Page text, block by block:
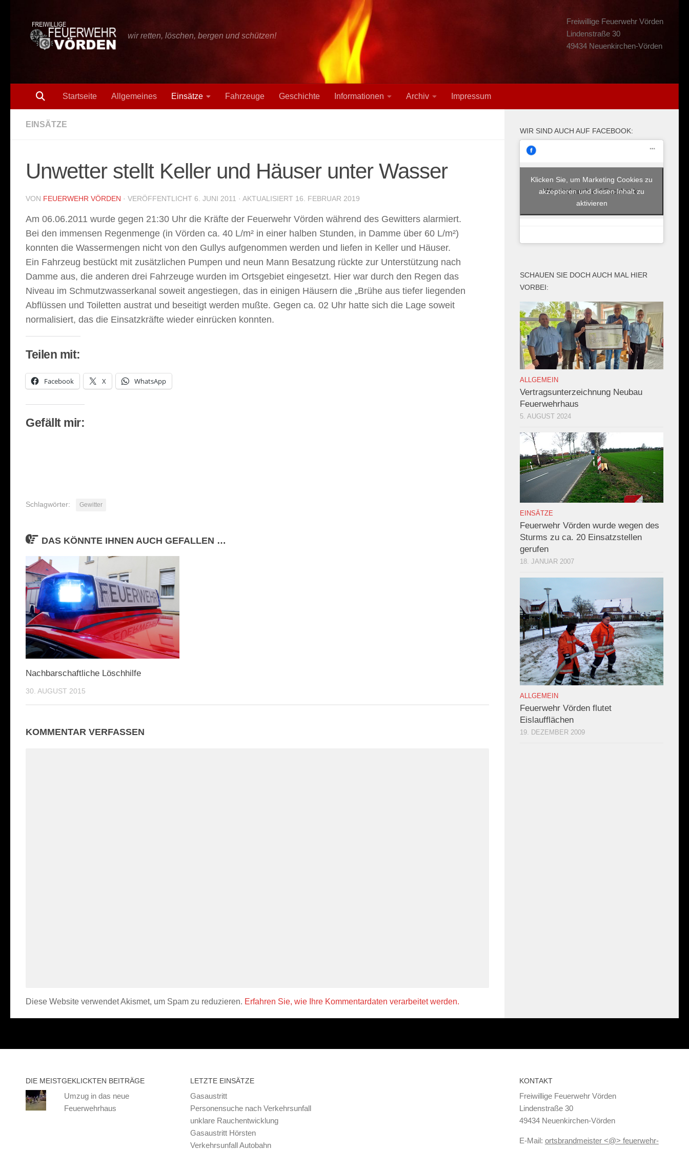
wir retten, löschen, bergen und schützen!
Freiwillige Feuerwehr Vörden
Lindenstraße 30
49434 Neuenkirchen-Vörden
Startseite Allgemeines Einsätze Fahrzeuge Geschichte Informationen Archiv Impressum
EINSÄTZE
Unwetter stellt Keller und Häuser unter Wasser
VON FEUERWEHR VÖRDEN · VERÖFFENTLICHT 6. JUNI 2011 · AKTUALISIERT 16. FEBRUAR 2019
Am 06.06.2011 wurde gegen 21:30 Uhr die Kräfte der Feuerwehr Vörden während des Gewitters alarmiert.
Bei den immensen Regenmenge (in Vörden ca. 40 L/m² in einer halben Stunden, in Damme über 60 L/m²)
konnten die Wassermengen nicht von den Gullys aufgenommen werden und liefen in Keller und Häuser.
Ein Fahrzeug bestückt mit zusätzlichen Pumpen und neun Mann Besatzung rückte zur Unterstützung nach
Damme aus, die anderen drei Fahrzeuge wurden im Ortsgebiet eingesetzt. Hier war durch den Regen das
Niveau im Schmutzwasserkanal soweit angestiegen, das in einigen Häusern die „Brühe aus tiefer liegenden
Abflüssen und Toiletten austrat und beseitigt werden mußte. Gegen ca. 02 Uhr hatte sich die Lage soweit
normalisiert, das die Einsatzkräfte wieder einrücken konnten.
Teilen mit:
Facebook X WhatsApp
Gefällt mir:
Schlagwörter: Gewitter
DAS KÖNNTE IHNEN AUCH GEFALLEN …
Nachbarschaftliche Löschhilfe
30. AUGUST 2015
KOMMENTAR VERFASSEN
Diese Website verwendet Akismet, um Spam zu reduzieren. Erfahren Sie, wie Ihre Kommentardaten verarbeitet werden.
WIR SIND AUCH AUF FACEBOOK:
Wir sind auch auf Facebook:
Klicken Sie, um Marketing Cookies zu
akzeptieren und diesen Inhalt zu
aktivieren
SCHAUEN SIE DOCH AUCH MAL HIER
VORBEI:
ALLGEMEIN
Vertragsunterzeichnung Neubau
Feuerwehrhaus
5. AUGUST 2024
EINSÄTZE
Feuerwehr Vörden wurde wegen des
Sturms zu ca. 20 Einsatzstellen
gerufen
18. JANUAR 2007
ALLGEMEIN
Feuerwehr Vörden flutet
Eislaufflächen
19. DEZEMBER 2009
DIE MEISTGEKLICKTEN BEITRÄGE
Umzug in das neue
Feuerwehrhaus
LETZTE EINSÄTZE
Gasaustritt
Personensuche nach Verkehrsunfall
unklare Rauchentwicklung
Gasaustritt Hörsten
Verkehrsunfall Autobahn
KONTAKT
Freiwillige Feuerwehr Vörden
Lindenstraße 30
49434 Neuenkirchen-Vörden
E-Mail: ortsbrandmeister <@> feuerwehr-